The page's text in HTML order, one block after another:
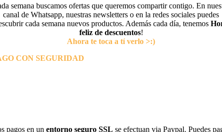
semana buscamos ofertas que queremos compartir contigo. En
canal de Whatsapp, nuestras newsletters o en la redes sociales puedes
cada semana nuevos productos. Además cada día, tenemos
feliz de descuentos!
Ahora te toca a tí verlo >:)
CON SEGURIDAD
pagos en un entorno seguro SSL se efectuan via Paypal. Puedes